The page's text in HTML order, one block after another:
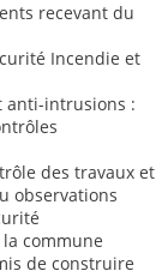
recevant du
Incendie et
anti-intrusions :
des travaux et
observations
commune
de construire